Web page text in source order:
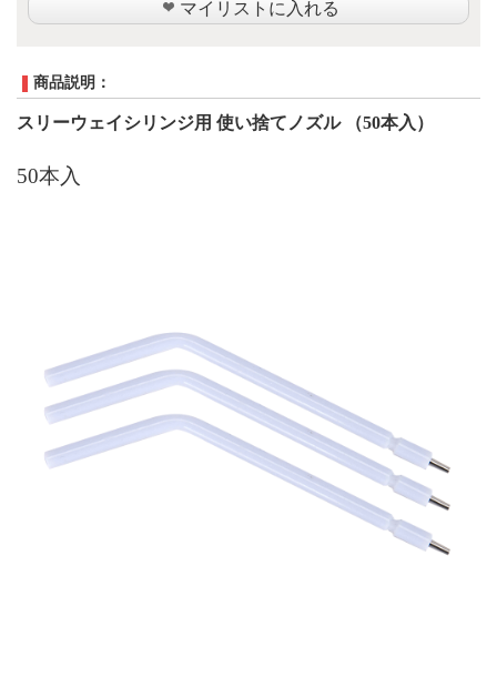
マイリストに入れる
商品説明：
スリーウェイシリンジ用 使い捨てノズル （50本入）
50本入